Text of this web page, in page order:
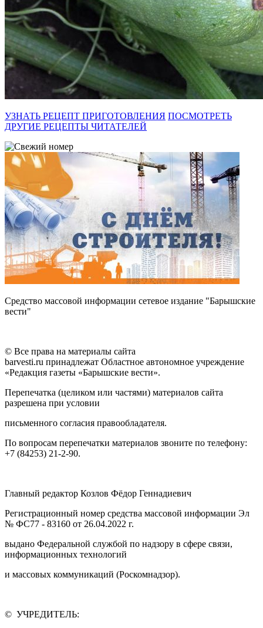
УЗНАТЬ РЕЦЕПТ ПРИГОТОВЛЕНИЯ ПОСМОТРЕТЬ
ДРУГИЕ РЕЦЕПТЫ ЧИТАТЕЛЕЙ
Средство массовой информации сетевое издание "Барышские
вести"
© Все права на материалы сайта
barvesti.ru принадлежат Областное автономное учреждение
«Редакция газеты «Барышские вести».
Перепечатка (целиком или частями) материалов сайта
разрешена при условии
письменного согласия правообладателя.
По вопросам перепечатки материалов звоните по телефону:
+7 (84253) 21-2-90.
Главный редактор Козлов Фёдор Геннадиевич
Регистрационный номер средства массовой информации Эл
№ ФС77 - 83160 от 26.04.2022 г.
выдано Федеральной службой по надзору в сфере связи,
информационных технологий
и массовых коммуникаций (Роскомнадзор).
© УЧРЕДИТЕЛЬ: